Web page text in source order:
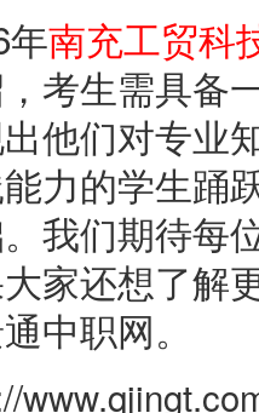
南充工贸科
考生需具备
他们对专业
力的学生踊
我们期待每
家还想了解
中职网。